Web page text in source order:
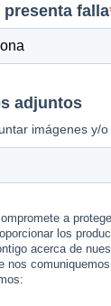
presenta falla
adjuntos
imágenes y/
a
los
acerca de
nos